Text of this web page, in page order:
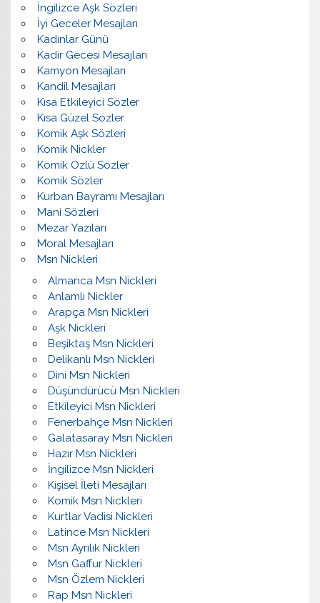
İngilizce Aşk Sözleri
İyi Geceler Mesajları
Kadınlar Günü
Kadir Gecesi Mesajları
Kamyon Mesajları
Kandil Mesajları
Kısa Etkileyici Sözler
Kısa Güzel Sözler
Komik Aşk Sözleri
Komik Nickler
Komik Özlü Sözler
Komik Sözler
Kurban Bayramı Mesajları
Mani Sözleri
Mezar Yazıları
Moral Mesajları
Msn Nickleri
Almanca Msn Nickleri
Anlamlı Nickler
Arapça Msn Nickleri
Aşk Nickleri
Beşiktaş Msn Nickleri
Delikanlı Msn Nickleri
Dini Msn Nickleri
Düşündürücü Msn Nickleri
Etkileyici Msn Nickleri
Fenerbahçe Msn Nickleri
Galatasaray Msn Nickleri
Hazır Msn Nickleri
İngilizce Msn Nickleri
Kişisel İleti Mesajları
Komik Msn Nickleri
Kurtlar Vadisi Nickleri
Latince Msn Nickleri
Msn Ayrılık Nickleri
Msn Gaffur Nickleri
Msn Özlem Nickleri
Rap Msn Nickleri